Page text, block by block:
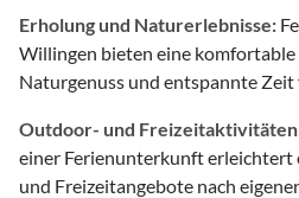
Erholung und Naturerlebnisse:
Willingen bieten eine komfortable
Naturgenuss und entspannte
Outdoor- und
einer Ferienunterkunft erleichtert
und Freizeitangebote nach